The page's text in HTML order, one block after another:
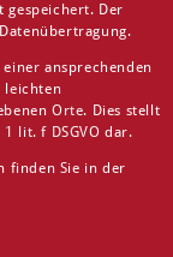
gespeichert. Der
ansprechenden
leichten
Orte. Dies stellt
lit. f DSGVO dar.
finden Sie in der